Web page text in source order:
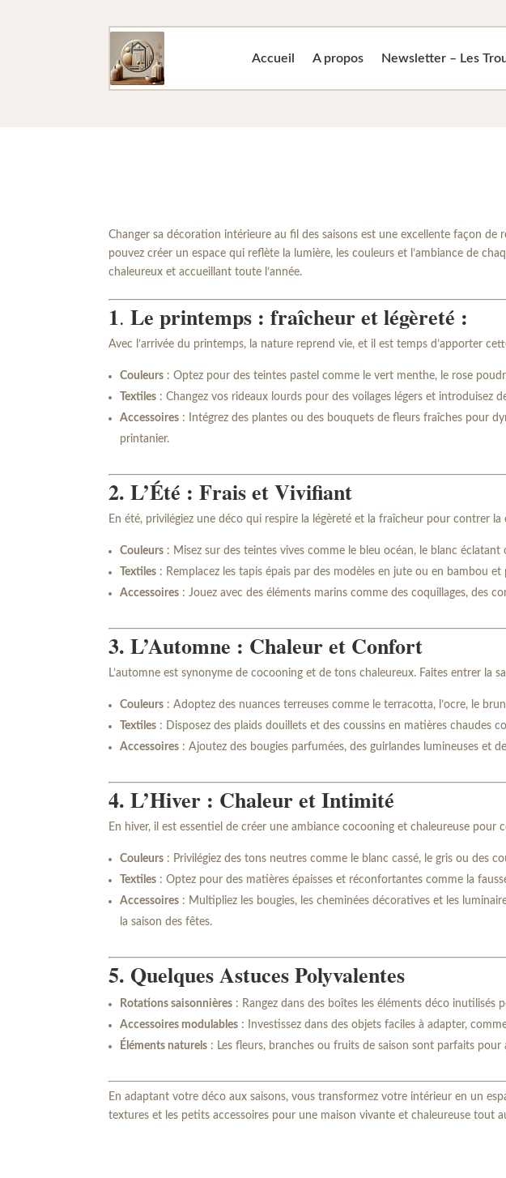
Accueil A propos Newsletter – Les
Changer sa décoration intérieure au fil des saisons est une excellente façon
pouvez créer un espace qui reflète la lumière, les couleurs et l’ambiance de
chaleureux et accueillant toute l’année.
1.Le printemps : fraîcheur et légèreté :
Avec l’arrivée du printemps, la nature reprend vie, et il est temps d’apporter
Couleurs : Optez pour des teintes pastel comme le vert menthe, le rose
Textiles : Changez vos rideaux lourds pour des voilages légers et introduisez
Accessoires : Intégrez des plantes ou des bouquets de fleurs fraîches pour
printanier.
2. L’Été : Frais et Vivifiant
En été, privilégiez une déco qui respire la légèreté et la fraîcheur pour contrer la
Couleurs : Misez sur des teintes vives comme le bleu océan, le blanc
Textiles : Remplacez les tapis épais par des modèles en jute ou en bambou et
Accessoires : Jouez avec des éléments marins comme des coquillages, des
3. L’Automne : Chaleur et Confort
L’automne est synonyme de cocooning et de tons chaleureux. Faites entrer la
Couleurs : Adoptez des nuances terreuses comme le terracotta, l’ocre, le
Textiles : Disposez des plaids douillets et des coussins en matières chaudes
Accessoires : Ajoutez des bougies parfumées, des guirlandes lumineuses et
4. L’Hiver : Chaleur et Intimité
En hiver, il est essentiel de créer une ambiance cocooning et chaleureuse pour
Couleurs : Privilégiez des tons neutres comme le blanc cassé, le gris ou des
Textiles : Optez pour des matières épaisses et réconfortantes comme la
Accessoires : Multipliez les bougies, les cheminées décoratives et les
la saison des fêtes.
5. Quelques Astuces Polyvalentes
Rotations saisonnières : Rangez dans des boîtes les éléments déco inutilisés
Accessoires modulables : Investissez dans des objets faciles à adapter,
Éléments naturels : Les fleurs, branches ou fruits de saison sont parfaits
En adaptant votre déco aux saisons, vous transformez votre intérieur en un
textures et les petits accessoires pour une maison vivante et chaleureuse tout